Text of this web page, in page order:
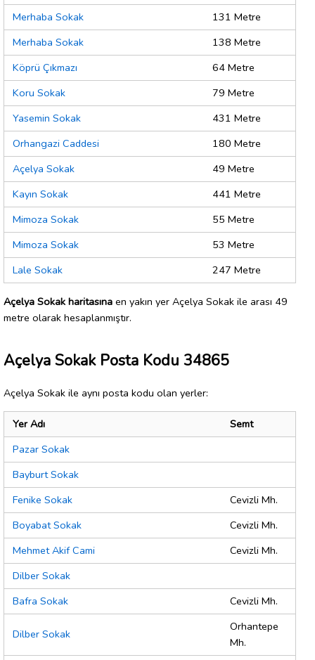
Merhaba Sokak
131 Metre
Merhaba Sokak
138 Metre
Köprü Çıkmazı
64 Metre
Koru Sokak
79 Metre
Yasemin Sokak
431 Metre
Orhangazi Caddesi
180 Metre
Açelya Sokak
49 Metre
Kayın Sokak
441 Metre
Mimoza Sokak
55 Metre
Mimoza Sokak
53 Metre
Lale Sokak
247 Metre
Açelya Sokak haritasına en yakın yer Açelya Sokak ile arası 49
metre olarak hesaplanmıştır.
Açelya Sokak Posta Kodu 34865
Açelya Sokak ile aynı posta kodu olan yerler:
Yer Adı
Semt
Pazar Sokak
Bayburt Sokak
Fenike Sokak
Cevizli Mh.
Boyabat Sokak
Cevizli Mh.
Mehmet Akif Cami
Cevizli Mh.
Dilber Sokak
Bafra Sokak
Cevizli Mh.
Dilber Sokak
Orhantepe
Mh.